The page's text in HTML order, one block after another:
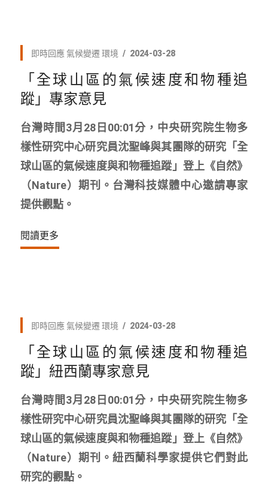
即時回應 氣候變遷 環境 2024-03-28
「全球山區的氣候速度和物種追
蹤」專家意見
台灣時間3月28日00:01分，中央研究院生物多
樣性研究中心研究員沈聖峰與其團隊的研究「全
球山區的氣候速度與和物種追蹤」登上《自然》
（Nature）期刊。台灣科技媒體中心邀請專家
提供觀點。
閱讀更多
即時回應 氣候變遷 環境 2024-03-28
「全球山區的氣候速度和物種追
蹤」紐西蘭專家意見
台灣時間3月28日00:01分，中央研究院生物多
樣性研究中心研究員沈聖峰與其團隊的研究「全
球山區的氣候速度與和物種追蹤」登上《自然》
（Nature）期刊。紐西蘭科學家提供它們對此
研究的觀點。